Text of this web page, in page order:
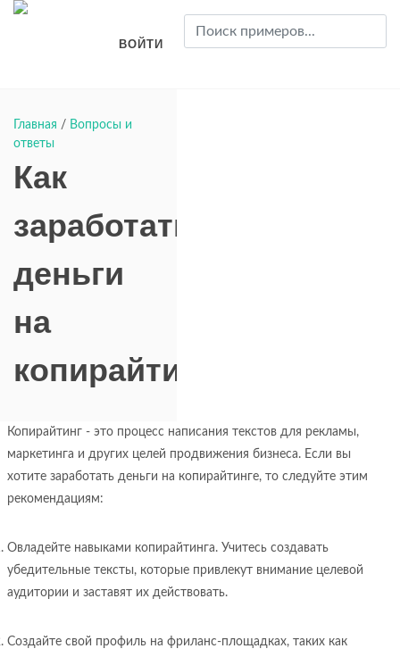
ВОЙТИ
Главная / Вопросы и
ответы
Как
заработать
деньги
на
копирайтинге?
Копирайтинг - это процесс написания текстов для рекламы,
маркетинга и других целей продвижения бизнеса. Если вы
хотите заработать деньги на копирайтинге, то следуйте этим
рекомендациям:
Овладейте навыками копирайтинга. Учитесь создавать
убедительные тексты, которые привлекут внимание целевой
аудитории и заставят их действовать.
Создайте свой профиль на фриланс-площадках, таких как